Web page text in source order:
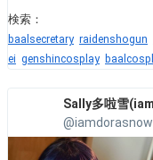
検索：
baalsecretary raidenshogun
ei genshincosplay
@iamdorasnow